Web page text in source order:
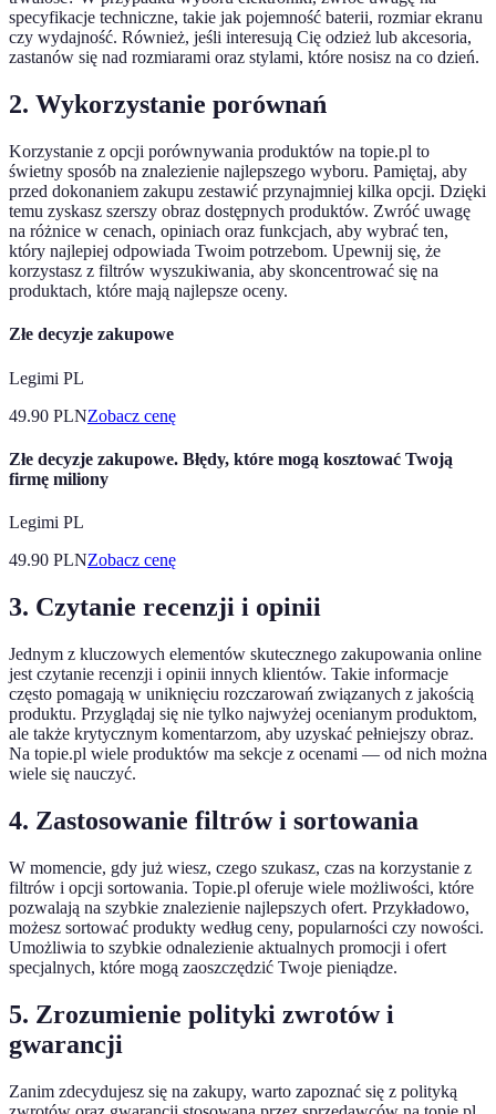
specyfikacje techniczne, takie jak pojemność baterii, rozmiar ekranu
czy wydajność. Również, jeśli interesują Cię odzież lub akcesoria,
zastanów się nad rozmiarami oraz stylami, które nosisz na co dzień.
2. Wykorzystanie porównań
Korzystanie z opcji porównywania produktów na topie.pl to
świetny sposób na znalezienie najlepszego wyboru. Pamiętaj, aby
przed dokonaniem zakupu zestawić przynajmniej kilka opcji. Dzięki
temu zyskasz szerszy obraz dostępnych produktów. Zwróć uwagę
na różnice w cenach, opiniach oraz funkcjach, aby wybrać ten,
który najlepiej odpowiada Twoim potrzebom. Upewnij się, że
korzystasz z filtrów wyszukiwania, aby skoncentrować się na
produktach, które mają najlepsze oceny.
Złe decyzje zakupowe
Legimi PL
49.90 PLNZobacz cenę
Złe decyzje zakupowe. Błędy, które mogą kosztować Twoją
firmę miliony
Legimi PL
49.90 PLNZobacz cenę
3. Czytanie recenzji i opinii
Jednym z kluczowych elementów skutecznego zakupowania online
jest czytanie recenzji i opinii innych klientów. Takie informacje
często pomagają w uniknięciu rozczarowań związanych z jakością
produktu. Przyglądaj się nie tylko najwyżej ocenianym produktom,
ale także krytycznym komentarzom, aby uzyskać pełniejszy obraz.
Na topie.pl wiele produktów ma sekcje z ocenami — od nich można
wiele się nauczyć.
4. Zastosowanie filtrów i sortowania
W momencie, gdy już wiesz, czego szukasz, czas na korzystanie z
filtrów i opcji sortowania. Topie.pl oferuje wiele możliwości, które
pozwalają na szybkie znalezienie najlepszych ofert. Przykładowo,
możesz sortować produkty według ceny, popularności czy nowości.
Umożliwia to szybkie odnalezienie aktualnych promocji i ofert
specjalnych, które mogą zaoszczędzić Twoje pieniądze.
5. Zrozumienie polityki zwrotów i
gwarancji
Zanim zdecydujesz się na zakupy, warto zapoznać się z polityką